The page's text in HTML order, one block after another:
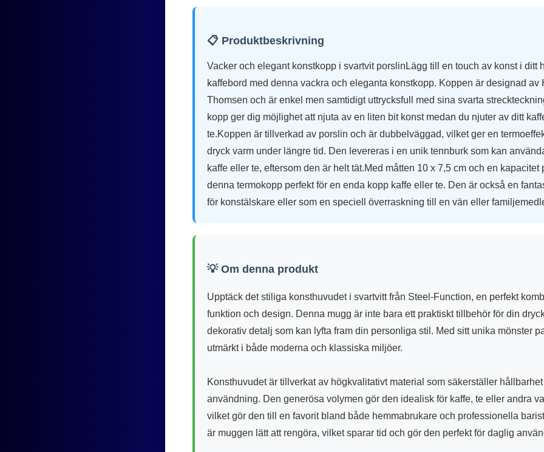
📋 Produktbeskrivning
Vacker och elegant konstkopp i svartvit porslinLägg till en touch av konst i ditt
kaffebord med denna vackra och eleganta konstkopp. Koppen är designad av
Thomsen och är enkel men samtidigt uttrycksfull med sina svarta
kopp ger dig möjlighet att njuta av en liten bit konst medan du njuter av ditt
te.Koppen är tillverkad av porslin och är dubbelväggad, vilket ger en
dryck varm under längre tid. Den levereras i en unik tennburk som kan
kaffe eller te, eftersom den är helt tät.Med måtten 10 x 7,5 cm och en kapacitet
denna termokopp perfekt för en enda kopp kaffe eller te. Den är också en
för konstälskare eller som en speciell överraskning till en vän eller
💡 Om denna produkt
Upptäck det stiliga konsthuvudet i svartvitt från Steel-Function, en perfekt
funktion och design. Denna mugg är inte bara ett praktiskt tillbehör för din
dekorativ detalj som kan lyfta fram din personliga stil. Med sitt unika mönster
utmärkt i både moderna och klassiska miljöer.
Konsthuvudet är tillverkat av högkvalitativt material som säkerställer
användning. Den generösa volymen gör den idealisk för kaffe, te eller andra
vilket gör den till en favorit bland både hemmabrukare och professionella
är muggen lätt att rengöra, vilket sparar tid och gör den perfekt för daglig